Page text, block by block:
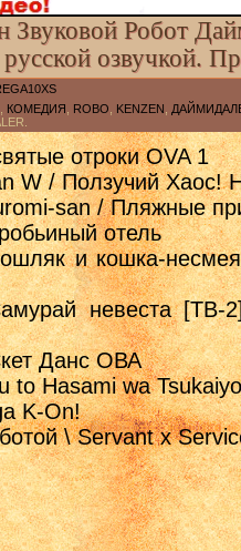
Звуковой Робот
озвучкой.
КОМЕДИЯ ROBO KENZEN
отроки OVA 1
W / Ползучий Хаос!
san / Пляжные
отель
и кошка-
невеста
Данс ОВА
Hasami wa
K-On!
\ Servant x